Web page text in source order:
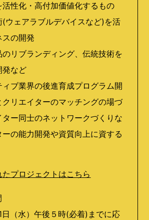
性化・高付加価値化するもの
ウェアラブルデバイスなど)を活
スの開発
リブランディング、伝統技術を
発など
ブ業界の後進育成プログラム開
リエイターのマッチングの場づ
ター同士のネットワークづくりな
の能力開発や資質向上に資する
プロジェクトはこちら
（水）午後５時(必着)までに応